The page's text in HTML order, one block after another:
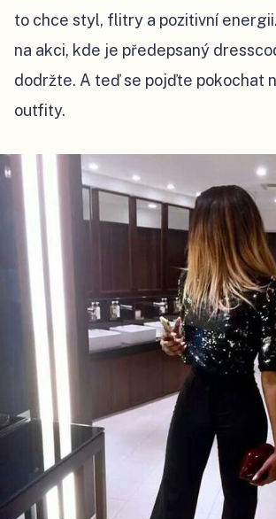
to chce styl, flitry a pozitivní
na akci, kde je předepsaný
dodržte. A teď se pojďte pokochat
outfity.